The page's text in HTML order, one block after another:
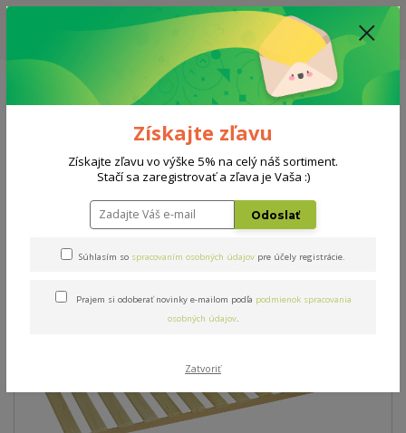
ZĽAVA: VŠETKY VYSTAVENÉ POSTELE ZA 400€ - CENA MATRACU A ROŠTU
PODĽA VÝBERU / DODACIA LEHOTA JE AKTUÁLNE 10-15 PRACOVNÝCH
Menu
0908 777 700 Po-So: 10-18 hod.
0
Masív v ráme 90x200cm
Masív v ráme 90x200cm
Získajte zľavu
Získajte zľavu vo výške 5% na celý náš sortiment.
Stačí sa zaregistrovať a zľava je Vaša :)
Odoslať
Súhlasím so spracovaním osobných údajov pre účely registrácie.
Prajem si odoberať novinky e-mailom podľa podmienok spracovania
osobných údajov.
Zatvoriť